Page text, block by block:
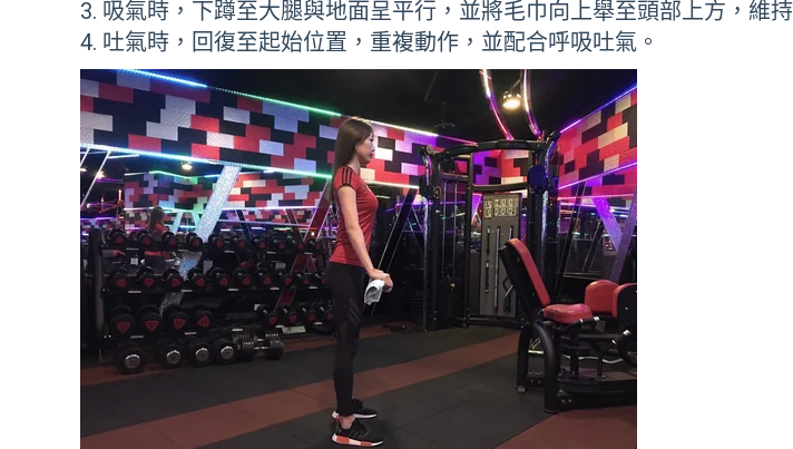
吸氣時，下蹲至大腿與地面呈平行，並將毛巾向上舉至頭部上方，維
吐氣時，回復至起始位置，重複動作，並配合呼吸吐氣。